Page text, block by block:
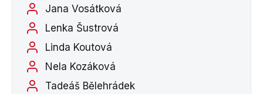
Jana Vosátková
Lenka Šustrová
Linda Koutová
Nela Kozáková
Tadeáš Bělehrádek